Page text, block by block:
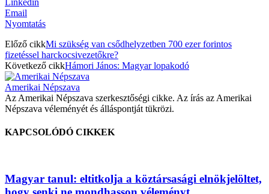
Email
Nyomtatás
Előző cikkMi szükség van csődhelyzetben 700 ezer forintos
fizetéssel harckocsivezetőkre?
Következő cikkHámori János: Magyar lopakodó
Amerikai Népszava
Az Amerikai Népszava szerkesztőségi cikke. Az írás az Amerikai
Népszava véleményét és álláspontját tükrözi.
KAPCSOLÓDÓ CIKKEK
Magyar tanul: eltitkolja a köztársasági elnökjelöltet,